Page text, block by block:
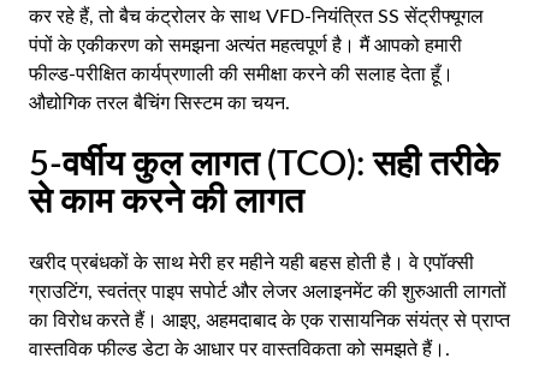
कर रहे हैं, तो बैच कंट्रोलर के साथ VFD-नियंत्रित SS सेंट्रीफ्यूगल
पंपों के एकीकरण को समझना अत्यंत महत्वपूर्ण है। मैं आपको हमारी
फील्ड-परीक्षित कार्यप्रणाली की समीक्षा करने की सलाह देता हूँ।
औद्योगिक तरल बैचिंग सिस्टम का चयन.
5-वर्षीय कुल लागत (TCO): सही तरीके
से काम करने की लागत
खरीद प्रबंधकों के साथ मेरी हर महीने यही बहस होती है। वे एपॉक्सी
ग्राउटिंग, स्वतंत्र पाइप सपोर्ट और लेजर अलाइनमेंट की शुरुआती लागतों
का विरोध करते हैं। आइए, अहमदाबाद के एक रासायनिक संयंत्र से प्राप्त
वास्तविक फील्ड डेटा के आधार पर वास्तविकता को समझते हैं।.